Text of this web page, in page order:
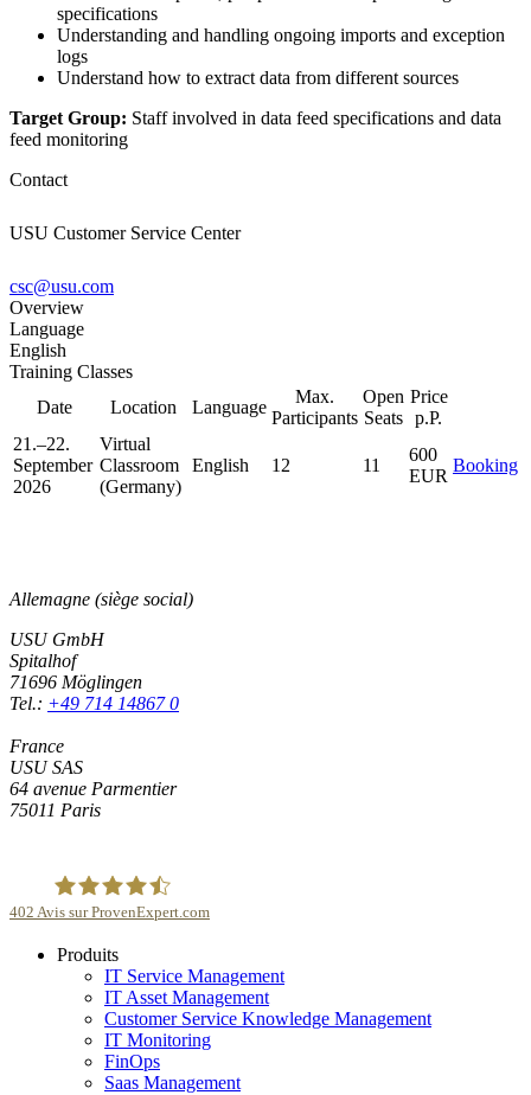
specifications
Understanding and handling ongoing imports and exception
logs
Understand how to extract data from different sources
Target Group: Staff involved in data feed specifications and data
feed monitoring
Contact
USU Customer Service Center
csc@usu.com
Overview
Language
English
Training Classes
Date
Location Language
Max.
Participants
Open
Seats
Price
p.P.
21.–22.
September
2026
Virtual
Classroom
(Germany)
English 12 11
600
EUR
Booking
Allemagne (siège social)
USU GmbH
Spitalhof
71696 Möglingen
Tel.: +49 714 14867 0
France
USU SAS
64 avenue Parmentier
75011 Paris
USU GmbH
402 Avis sur ProvenExpert.com
Produits
IT Service Management
IT Asset Management
Customer Service Knowledge Management
IT Monitoring
FinOps
Saas Management